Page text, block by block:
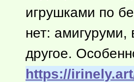
игрушками по
нет:
другое.
https://